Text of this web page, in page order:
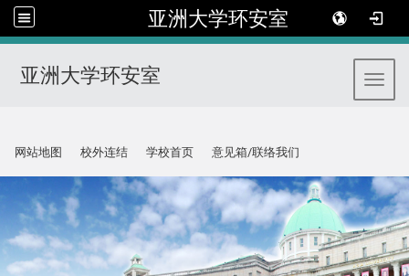
亚洲大学环安室
亚洲大学环安室
网站地图
校外连结 学校首页 意见箱/联络我们